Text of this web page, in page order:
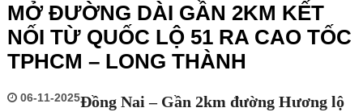
MỞ ĐƯỜNG DÀI GẦN 2KM KẾT
NỐI TỪ QUỐC LỘ 51 RA CAO TỐC
TPHCM – LONG THÀNH
06-11-2025Đồng Nai – Gần 2km đường Hương lộ